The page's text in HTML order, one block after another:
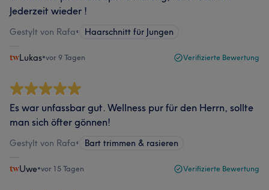
Jederzeit wieder !
Gestylt von Rafa• Haarschnitt für Jungen
Lukas•vor 9 Tagen Verifizierte Bewertung
Es war unfassbar gut. Wellness pur für den Herrn, sollte
man sich öfter gönnen!
Gestylt von Rafa• Bart trimmen & rasieren
Uwe•vor 15 Tagen Verifizierte Bewertung